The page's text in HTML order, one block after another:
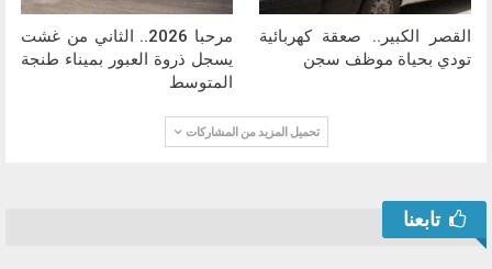
القصر الكبير.. صعقة كهربائية
تودي بحياة موظف سجن
مرحبا 2026.. الثاني من غشت
يسجل ذروة العبور بميناء طنجة
المتوسط
تحميل المزيد من المشاركات
تابعنا